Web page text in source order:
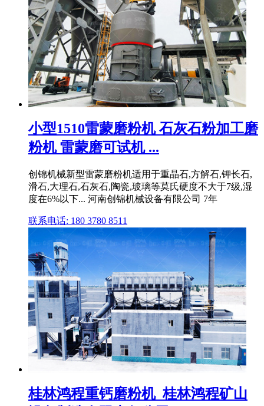
小型1510雷蒙磨粉机 石灰石粉加工磨
粉机 雷蒙磨可试机 ...
创锦机械新型雷蒙磨粉机适用于重晶石,方解石,钾长石,
滑石,大理石,石灰石,陶瓷,玻璃等莫氏硬度不大于7级,湿
度在6%以下... 河南创锦机械设备有限公司 7年
联系电话: 180 3780 8511
桂林鸿程重钙磨粉机_桂林鸿程矿山